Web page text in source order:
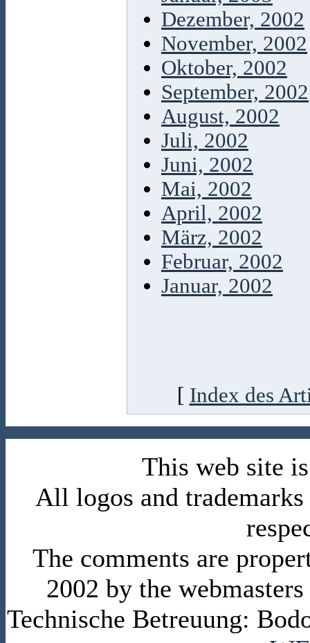
Dezember, 2002
November, 2002
Oktober, 2002
September, 2002
August, 2002
Juli, 2002
Juni, 2002
Mai, 2002
April, 2002
März, 2002
Februar, 2002
Januar, 2002
[ Index des
This web site
All logos and
The comments are
2002 by the
Technische Betreuung: